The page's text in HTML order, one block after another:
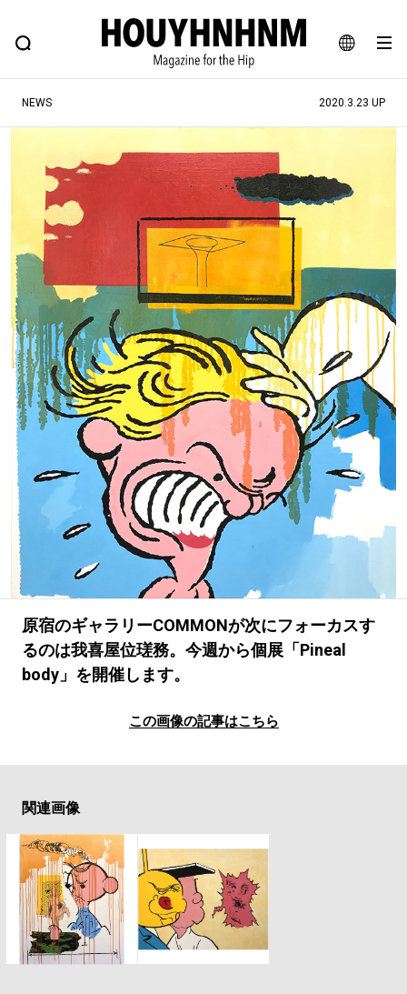
JA
EN
FEATURE BLOG SNAP
ヒップなファッション、カルチャー、ライフスタイルWEBマガジン
#注目のタグ
#SHOPPING ADDICT #憧れの逸品
#ESSENTIAL DESIGNS #古着サミット
#NEW VINTAGE #マイナーグッド図鑑
#路地裏てぃーん。 #MONTHLY JOURNAL
#GH 銘品の所以 #フイナムのYouTube
#Commune H #FOCUS IT #AH.H
#ととけん #FASHION #MUSIC #MOVIE
#LIFESTYLE #SNEAKER #OUTDOOR
#SPORTS #HANDSOME HANDBOOK
NEWS 2020.3.23 UP
原宿のギャラリーCOMMONが次にフォーカスす
るのは我喜屋位瑳務。今週から個展「Pineal
body」を開催します。
この画像の記事はこちら
関連画像